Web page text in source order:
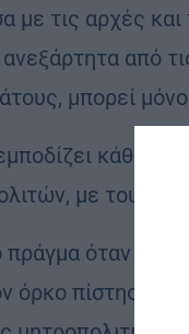
με τις αρχές
από
μπορεί
κάθε
με τους
πράγμα όταν
όρκο πίστης